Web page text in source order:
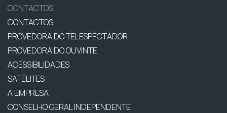
CONTACTOS
CONTACTOS
PROVEDORA DO TELESPECTADOR
PROVEDORA DO OUVINTE
ACESSIBILIDADES
SATÉLITES
A EMPRESA
CONSELHO GERAL INDEPENDENTE